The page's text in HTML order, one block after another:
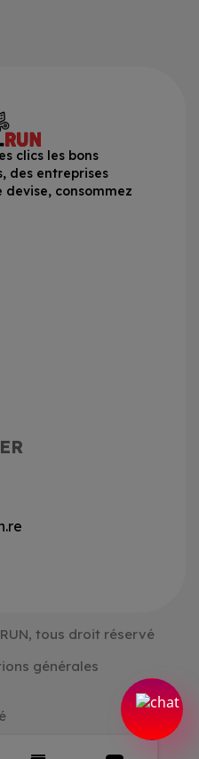
clics les bons
des entreprises
devise, consommez
tous droit réservé
générales